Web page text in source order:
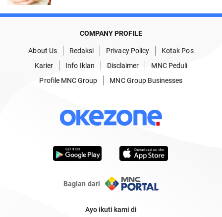
COMPANY PROFILE
About Us Redaksi Privacy Policy
Kotak Pos
Karier
Info Iklan Disclaimer
MNC Peduli
Profile MNC Group
MNC Group Businesses
Bagian dari
Ayo ikuti kami di